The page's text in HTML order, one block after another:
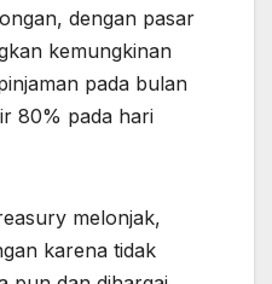
dengan pasar
kemungkinan
pada bulan
80% pada hari
melonjak,
karena tidak